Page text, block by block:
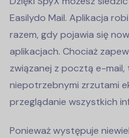
Easilydo Mail. Aplikacja
razem, gdy pojawia się
aplikacjach. Chociaż
związanej z pocztą e-
niepotrzebnymi zrzutami
przeglądanie wszystkich
Ponieważ występuje